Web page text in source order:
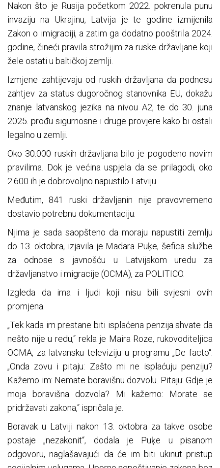
Nakon što je Rusija početkom 2022. pokrenula punu
invaziju na Ukrajinu, Latvija je te godine izmijenila
Zakon o imigraciji, a zatim ga dodatno pooštrila 2024.
godine, čineći pravila strožijim za ruske državljane koji
žele ostati u baltičkoj zemlji.
Izmjene zahtijevaju od ruskih državljana da podnesu
zahtjev za status dugoročnog stanovnika EU, dokažu
znanje latvanskog jezika na nivou A2, te do 30. juna
2025. prođu sigurnosne i druge provjere kako bi ostali
legalno u zemlji.
Oko 30.000 ruskih državljana bilo je pogođeno novim
pravilima. Dok je većina uspjela da se prilagodi, oko
2.600 ih je dobrovoljno napustilo Latviju.
Međutim, 841 ruski državljanin nije pravovremeno
dostavio potrebnu dokumentaciju.
Njima je sada saopšteno da moraju napustiti zemlju
do 13. oktobra, izjavila je Madara Puķe, šefica službe
za odnose s javnošću u Latvijskom uredu za
državljanstvo i migracije (OCMA), za POLITICO.
Izgleda da ima i ljudi koji nisu bili svjesni ovih
promjena.
„Tek kada im prestane biti isplaćena penzija shvate da
nešto nije u redu,“ rekla je Maira Roze, rukovoditeljica
OCMA, za latvansku televiziju u programu „De facto“.
„Onda zovu i pitaju: Zašto mi ne isplaćuju penziju?
Kažemo im: Nemate boravišnu dozvolu. Pitaju: Gdje je
moja boravišna dozvola? Mi kažemo: Morate se
pridržavati zakona,“ ispričala je.
Boravak u Latviji nakon 13. oktobra za takve osobe
postaje „nezakonit“, dodala je Puķe u pisanom
odgovoru, naglašavajući da će im biti ukinut pristup